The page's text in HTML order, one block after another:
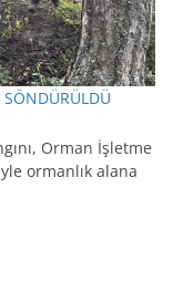
SÖNDÜRÜLDÜ
Orman İşletme
ormanlık alana